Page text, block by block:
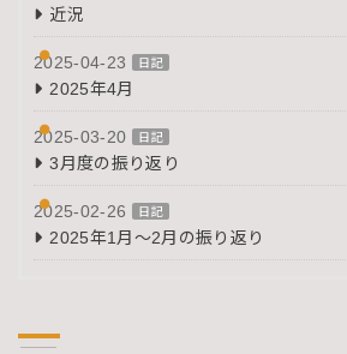
近況
2025-04-23 日記
2025年4月
2025-03-20 日記
3月度の振り返り
2025-02-26 日記
2025年1月～2月の振り返り